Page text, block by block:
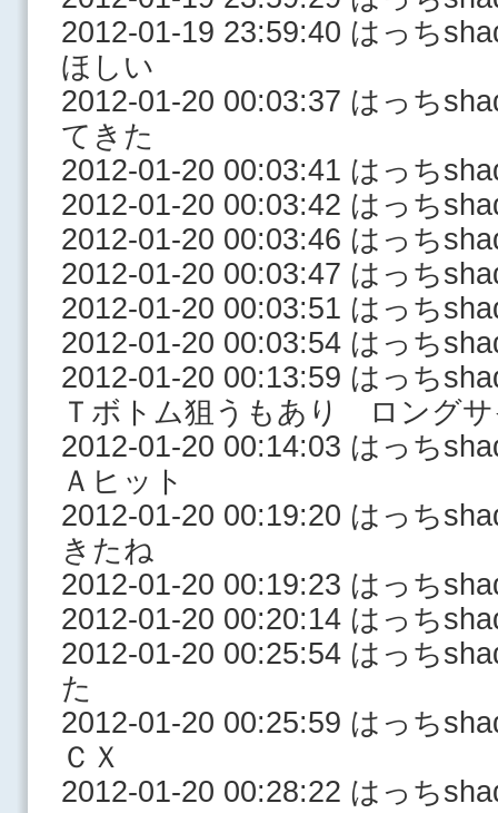
2012-01-19 23:59:40 はっち
ほしい
2012-01-20 00:03:37 はっち
てきた
2012-01-20 00:03:41 はっち
2012-01-20 00:03:42 はっち
2012-01-20 00:03:46 はっち
2012-01-20 00:03:47 はっち
2012-01-20 00:03:51 はっち
2012-01-20 00:03:54 はっち
2012-01-20 00:13:59 はっち
Ｔボトム狙うもあり ロング
2012-01-20 00:14:03 はっち
Ａヒット
2012-01-20 00:19:20 はっち
きたね
2012-01-20 00:19:23 はっち
2012-01-20 00:20:14 はっち
2012-01-20 00:25:54 はっち
た
2012-01-20 00:25:59 はっち
ＣＸ
2012-01-20 00:28:22 はっち